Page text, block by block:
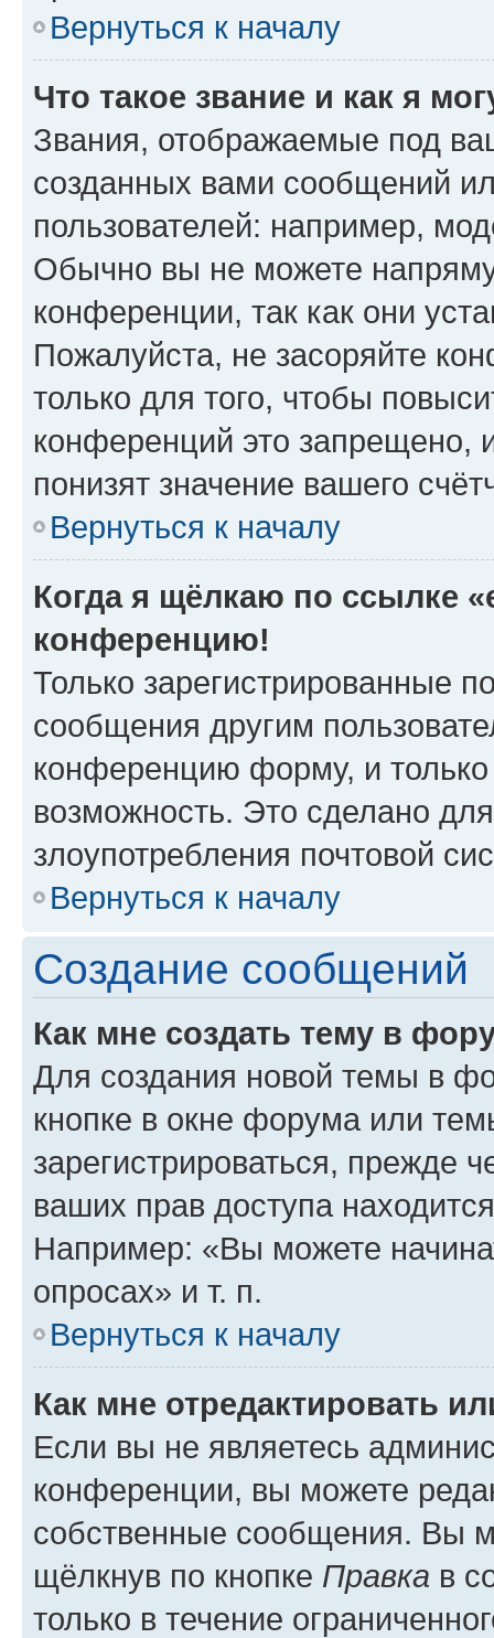
Вернуться к началу
Что такое звание и как я
Звания, отображаемые под
созданных вами сообщений
пользователей: например,
Обычно вы не можете
конференции, так как они
Пожалуйста, не засоряйте
только для того, чтобы
конференций это запрещено,
понизят значение вашего
Вернуться к началу
Когда я щёлкаю по ссылке
конференцию!
Только зарегистрированные
сообщения другим
конференцию форму, и
возможность. Это сделано
злоупотребления почтовой
Вернуться к началу
Создание сообщений
Как мне создать тему в
Для создания новой темы в
кнопке в окне форума или
зарегистрироваться, прежде
ваших прав доступа
Например: «Вы можете
опросах» и т. п.
Вернуться к началу
Как мне отредактировать
Если вы не являетесь
конференции, вы можете
собственные сообщения. Вы
щёлкнув по кнопке Правка в
только в течение